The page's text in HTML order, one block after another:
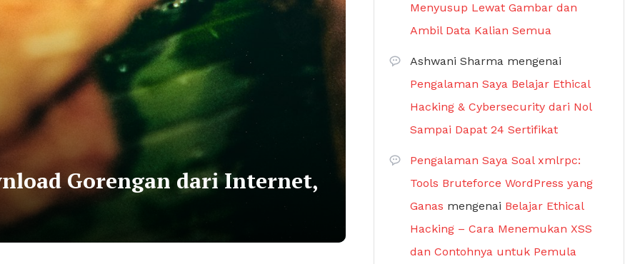
Gorengan dari Internet,
Menyusup Lewat Gambar dan
Ambil Data Kalian Semua
Ashwani Sharma mengenai
Pengalaman Saya Belajar Ethical
Hacking & Cybersecurity dari Nol
Sampai Dapat 24 Sertifikat
Pengalaman Saya Soal xmlrpc:
Tools Bruteforce WordPress yang
Ganas mengenai Belajar Ethical
Hacking – Cara Menemukan XSS
dan Contohnya untuk Pemula